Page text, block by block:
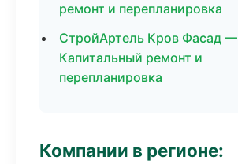
ремонт и перепланировка
СтройАртель Кров Фасад —
Капитальный ремонт и
перепланировка
Компании в регионе: